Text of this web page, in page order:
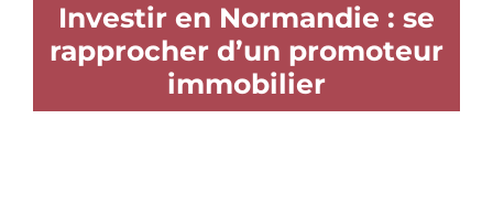
Investir en Normandie : se
rapprocher d’un promoteur
immobilier